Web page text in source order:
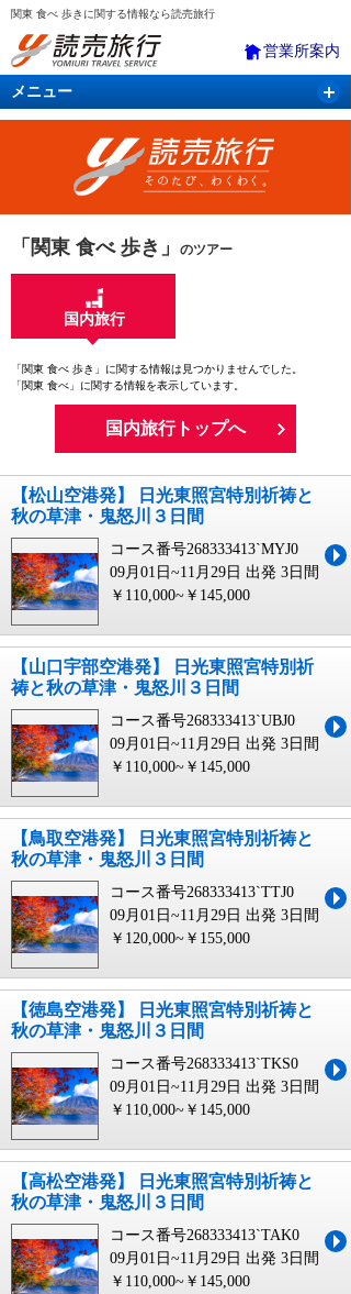
関東 食べ 歩きに関する情報なら読売旅行
営業所案内
メニュー
国内旅行 バスツアー 海外旅行
「関東 食べ 歩き」 のツアー
国内旅行
「関東 食べ 歩き」に関する情報は見つかりませんでした。
「関東 食べ」に関する情報を表示しています。
国内旅行トップへ
【松山空港発】 日光東照宮特別祈祷と
秋の草津・鬼怒川３日間
コース番号268333413`MYJ0
09月01日~11月29日 出発 3日間
￥110,000~￥145,000
【山口宇部空港発】 日光東照宮特別祈
祷と秋の草津・鬼怒川３日間
コース番号268333413`UBJ0
09月01日~11月29日 出発 3日間
￥110,000~￥145,000
【鳥取空港発】 日光東照宮特別祈祷と
秋の草津・鬼怒川３日間
コース番号268333413`TTJ0
09月01日~11月29日 出発 3日間
￥120,000~￥155,000
【徳島空港発】 日光東照宮特別祈祷と
秋の草津・鬼怒川３日間
コース番号268333413`TKS0
09月01日~11月29日 出発 3日間
￥110,000~￥145,000
【高松空港発】 日光東照宮特別祈祷と
秋の草津・鬼怒川３日間
コース番号268333413`TAK0
09月01日~11月29日 出発 3日間
￥110,000~￥145,000